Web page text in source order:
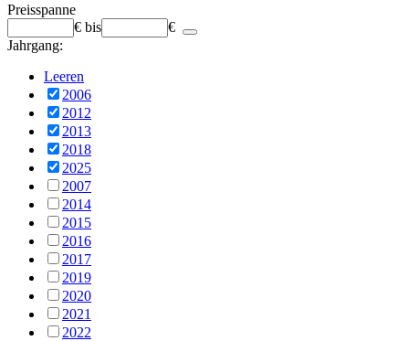
Preisspanne
€ bis
€
Jahrgang:
Leeren
2006
2012
2013
2018
2025
2007
2014
2015
2016
2017
2019
2020
2021
2022